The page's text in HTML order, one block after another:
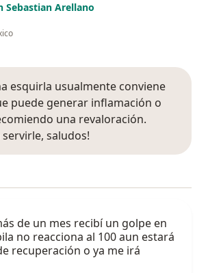
Sebastian Arellano
esquirla usualmente conviene
puede generar inflamación o
una revaloración.
saludos!
de un mes recibí un golpe en
no reacciona al 100 aun estará
recuperación o ya me irá